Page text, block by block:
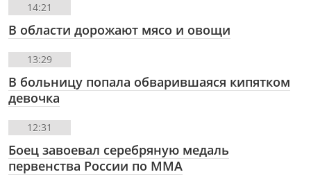
14:21
В области дорожают мясо и овощи
13:29
В больницу попала обварившаяся кипятком
девочка
12:31
Боец завоевал серебряную медаль
первенства России по ММА